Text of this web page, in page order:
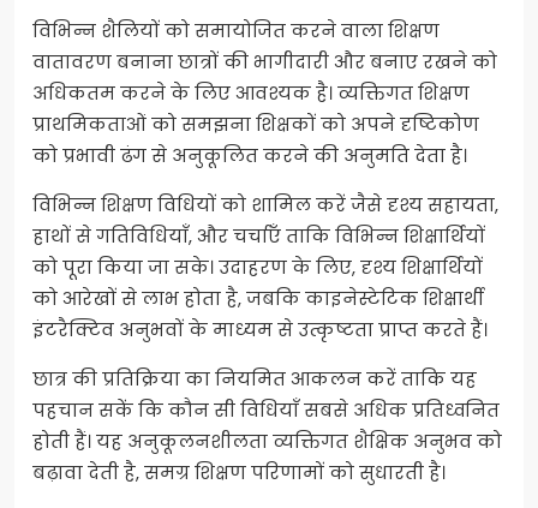
विभिन्न शैलियों को समायोजित करने वाला शिक्षण
वातावरण बनाना छात्रों की भागीदारी और बनाए रखने को
अधिकतम करने के लिए आवश्यक है। व्यक्तिगत शिक्षण
प्राथमिकताओं को समझना शिक्षकों को अपने दृष्टिकोण
को प्रभावी ढंग से अनुकूलित करने की अनुमति देता है।
विभिन्न शिक्षण विधियों को शामिल करें जैसे दृश्य सहायता,
हाथों से गतिविधियाँ, और चर्चाएँ ताकि विभिन्न शिक्षार्थियों
को पूरा किया जा सके। उदाहरण के लिए, दृश्य शिक्षार्थियों
को आरेखों से लाभ होता है, जबकि काइनेस्टेटिक शिक्षार्थी
इंटरैक्टिव अनुभवों के माध्यम से उत्कृष्टता प्राप्त करते हैं।
छात्र की प्रतिक्रिया का नियमित आकलन करें ताकि यह
पहचान सकें कि कौन सी विधियाँ सबसे अधिक प्रतिध्वनित
होती हैं। यह अनुकूलनशीलता व्यक्तिगत शैक्षिक अनुभव को
बढ़ावा देती है, समग्र शिक्षण परिणामों को सुधारती है।